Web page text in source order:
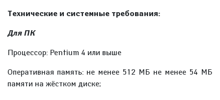
Технические и системные требования:
Для ПК
Процессор: Pentium 4 или выше
Оперативная память: не менее 512 МБ не менее 54 МБ
памяти на жёстком диске;